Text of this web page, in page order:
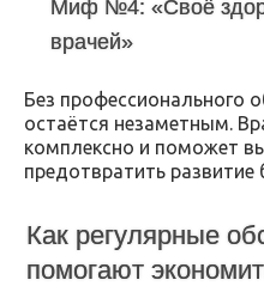
Миф №4: «Своё
врачей»
Без профессионального
остаётся незаметным.
комплексно и поможет
предотвратить развитие
Как регулярные
помогают